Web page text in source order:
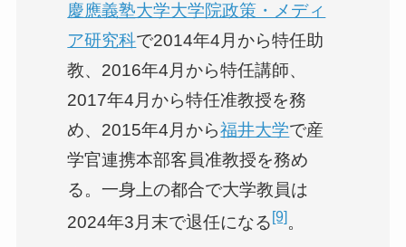
慶應義塾大学大学院政策・メディ
ア研究科で2014年4月から特任助
教、2016年4月から特任講師、
2017年4月から特任准教授を務
め、2015年4月から福井大学で産
学官連携本部客員准教授を務め
る。一身上の都合で大学教員は
2024年3月末で退任になる [9] 。